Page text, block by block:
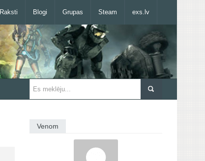
Raksti Blogi Grupas Steam exs.lv
Venom